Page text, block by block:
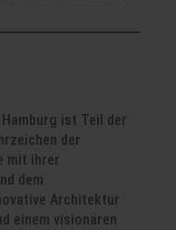
ist Teil der
der
mit ihrer
dem
Architektur
einem visionären